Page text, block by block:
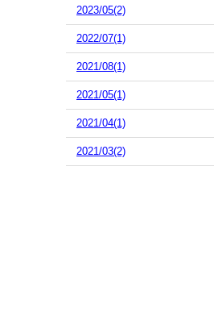
2023/05(2)
2022/07(1)
2021/08(1)
2021/05(1)
2021/04(1)
2021/03(2)